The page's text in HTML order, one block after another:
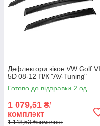
Дефлектори вікон VW Golf VI
5D 08-12 П/К "AV-Tuning"
Готово до відправки 2 од.
1 079,61 ₴/
комплект
1 148,53 ₴/комплект